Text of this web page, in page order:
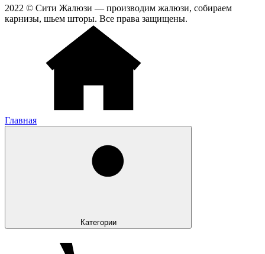
2022 © Сити Жалюзи — производим жалюзи, собираем
карнизы, шьем шторы. Все права защищены.
Главная
Категории